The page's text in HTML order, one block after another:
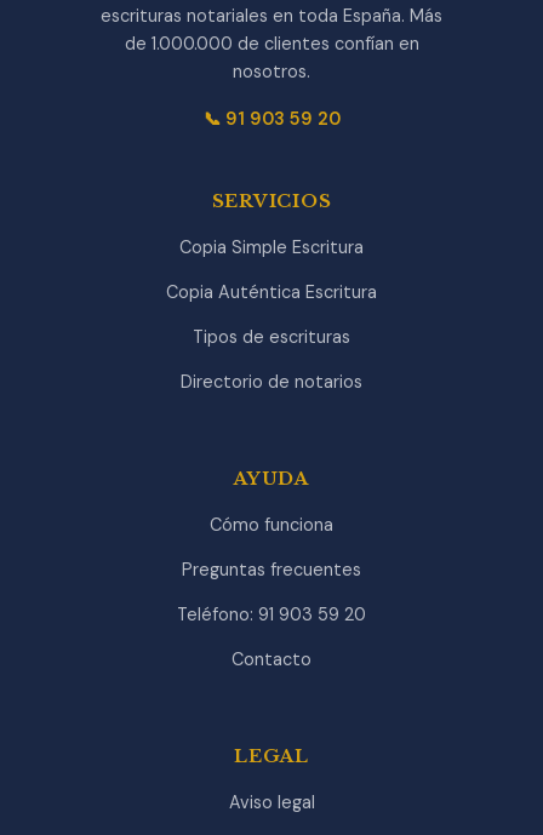
escrituras notariales en toda España. Más
de 1.000.000 de clientes confían en
nosotros.
📞 91 903 59 20
SERVICIOS
Copia Simple Escritura
Copia Auténtica Escritura
Tipos de escrituras
Directorio de notarios
AYUDA
Cómo funciona
Preguntas frecuentes
Teléfono: 91 903 59 20
Contacto
LEGAL
Aviso legal